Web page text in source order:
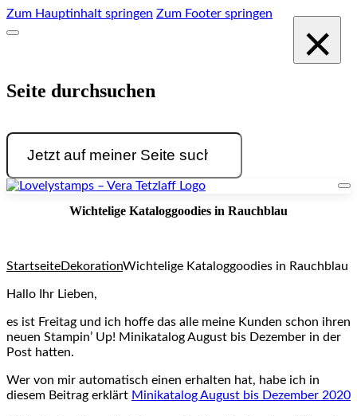
Zum Hauptinhalt springen Zum Footer springen
Seite durchsuchen
Suchen
×
Wichtelige Kataloggoodies in Rauchblau
StartseiteDekorationWichtelige Kataloggoodies in Rauchblau
Hallo Ihr Lieben,
es ist Freitag und ich hoffe das alle meine Kunden schon ihren
neuen Stampin’ Up! Minikatalog August bis Dezember in der
Post hatten.
Wer von mir automatisch einen erhalten hat, habe ich in
diesem Beitrag erklärt Minikatalog August bis Dezember 2020